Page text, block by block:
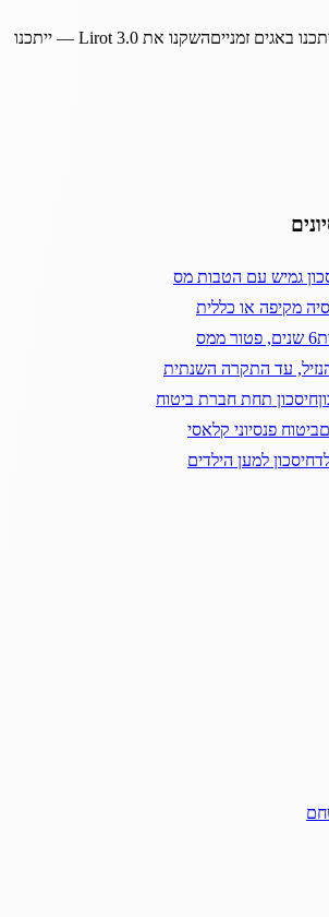
באגים זמנייםהשקנו את Lirot 3.0— ייתכנו
גמיש עם הטבות מס
מקיפה או כללית
6 שנים, פטור ממס
נזיל, עד התקרה השנתית
חיסכון תחת חברת ביטוח
ביטוח פנסיוני קלאסי
חיסכון למען הילדים